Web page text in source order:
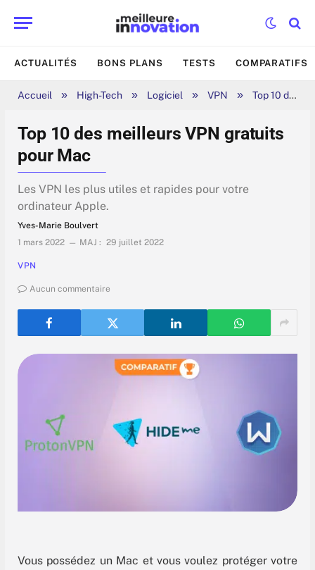
ACTUALITÉS BONS PLANS TESTS COMPARATIFS
Accueil » High-Tech » Logiciel » VPN » Top 10 des meilleurs VPN gratuits pour Mac
Top 10 des meilleurs VPN gratuits
pour Mac
Les VPN les plus utiles et rapides pour votre
ordinateur Apple.
Yves-Marie Boulvert
1 mars 2022
MAJ : 29 juillet 2022
VPN
Aucun commentaire
Vous possédez un Mac et vous voulez protéger votre